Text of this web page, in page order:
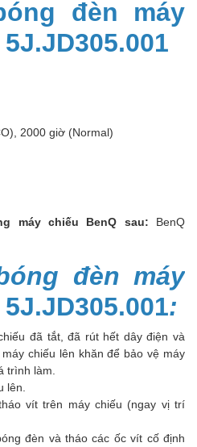
đèn máy
2000 giờ (Normal)
máy chiếu BenQ sau: BenQ
đèn máy
:
đã tắt, đã rút hết dây điện và
chiếu lên khăn để bảo vệ máy
trình làm.
lên.
vít trên máy chiếu (ngay vị trí
đèn và tháo các ốc vít cố định